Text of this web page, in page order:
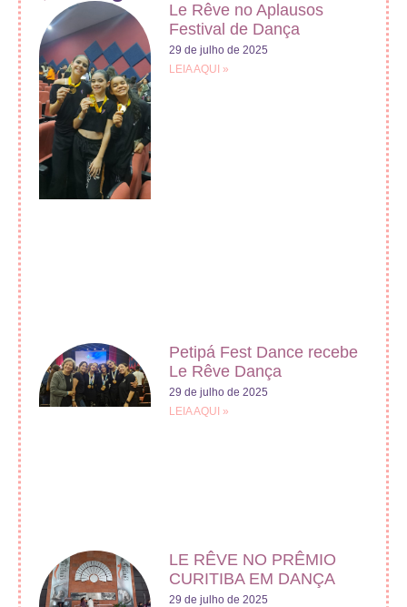
Le Rêve no Aplausos
Festival de Dança
29 de julho de 2025
LEIA AQUI »
Petipá Fest Dance recebe
Le Rêve Dança
29 de julho de 2025
LEIA AQUI »
LE RÊVE NO PRÊMIO
CURITIBA EM DANÇA
29 de julho de 2025